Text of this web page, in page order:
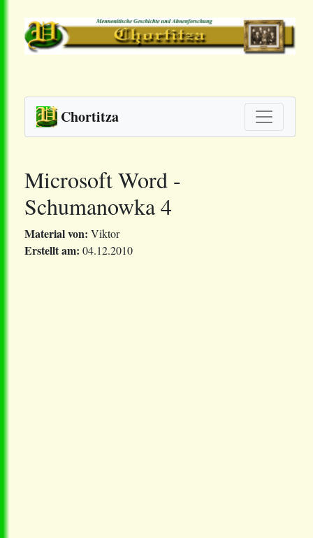
Chortitza
Microsoft Word -
Schumanowka 4
Material von: Viktor
Erstellt am: 04.12.2010